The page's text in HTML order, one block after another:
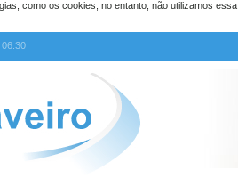
como os cookies, no entanto, não utilizamos
06:30